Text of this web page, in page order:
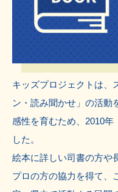
キッズプロジェクトは、
ン・読み聞かせ」の活動
感性を育むため、2010
した。
絵本に詳しい司書の方や
プロの方の協力を得て、